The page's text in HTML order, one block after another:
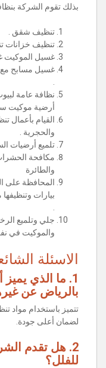
بذلك تقوم الشركة
تنظيف شقق .
تنظيف خزانات
غسيل الموكيت
غسيل مسابح مع
نظافة عامة
أرضية موكيت
القيام بأعمال
والحجرية .
تلميع أرضيات
مكافحة
والطائرة
المحافظة على
بيارات
جلي وتلميع
والموكيت في
الاسئلة
1. ما الذي
بالرياض عن
تتميز باستخدام مواد
لضمان أعلى جودة.
2. هل تقدم
للفلل؟